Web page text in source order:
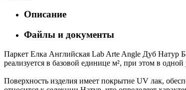
Описание
Файлы и документы
Паркет Елка Английская Lab Arte Angle Дуб Натур
реализуется в базовой единице м², при этом в
Поверхность изделия имеет покрытие UV лак,